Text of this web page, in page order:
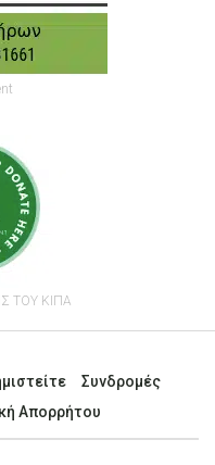
ΤΟΥ ΚΙΠΑ
Συνδρομές
Απορρήτου